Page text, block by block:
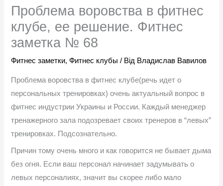
Проблема воровства в фитнес
клубе, ее решение. Фитнес
заметка № 68
Фитнес заметки,Фитнес клубы / Від Владислав Вавилов
Проблема воровства в фитнес клубе(речь идет о
персональных тренировках) очень актуальный вопрос в
фитнес индустрии Украины и России. Каждый менеджер
тренажерного зала подозревает своих тренеров в “левых”
тренировках. Подсознательно.
Причин тому очень много и как говорится не бывает дыма
без огня. Если ваш персонал начинает задумывать о
левых персоналиях, значит вы скорее либо мало